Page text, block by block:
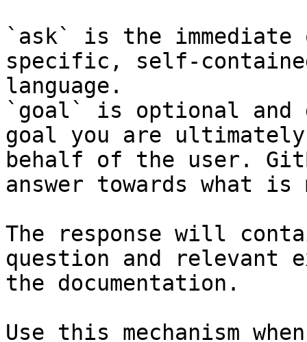
`ask` is the
specific, self-
language.
`goal` is optional and
goal you are
behalf of the user.
answer towards what
The response will
question and relevant
the documentation.
Use this mechanism